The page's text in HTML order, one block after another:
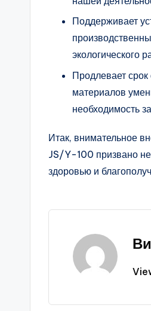
Поддерживает
экологического
Продлевает
материалов
необходимость
Итак, внимательное
JS/Y-100 призвано не
здоровью и